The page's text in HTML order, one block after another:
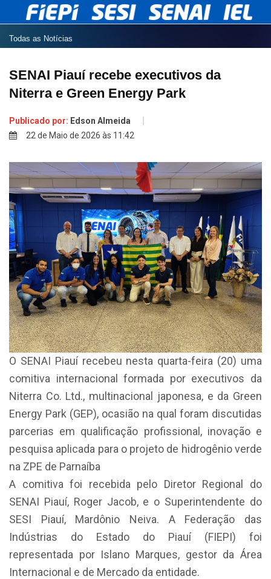
Todas as Notícias
SENAI Piauí recebe executivos da
Niterra e Green Energy Park
Publicado por: Edson Almeida
22 de Maio de 2026 às 11:42
O SENAI Piauí recebeu nesta quarta-feira (20) uma
comitiva internacional formada por executivos da
Niterra Co. Ltd., multinacional japonesa, e da Green
Energy Park (GEP), ocasião na qual foram discutidas
parcerias em qualificação profissional, inovação e
pesquisa aplicada para o projeto de hidrogênio verde
na ZPE de Parnaíba
A comitiva foi recebida pelo Diretor Regional do
SENAI Piauí, Roger Jacob, e o Superintendente do
SESI Piauí, Mardônio Neiva. A Federação das
Indústrias do Estado do Piauí (FIEPI) foi
representada por Islano Marques, gestor da Área
Internacional e de Mercado da entidade.